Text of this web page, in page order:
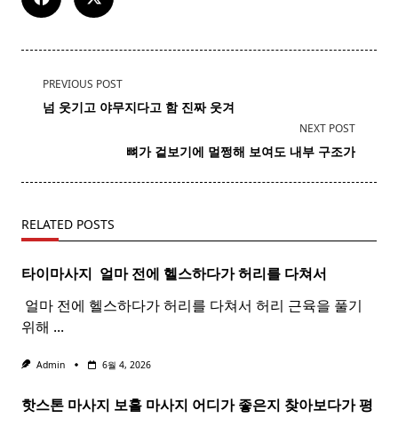
<span
class="nav-
text">Page</span>
PREVIOUS POST
넘 웃기고 야무지다고 함 진짜 웃겨
NEXT POST
뼈가 겉보기에 멀쩡해 보여도 내부 구조가
RELATED POSTS
타이마사지 ​ 얼마 전에 헬스하다가 허리를 다쳐서
​ 얼마 전에 헬스하다가 허리를 다쳐서 허리 근육을 풀기
위해 ...
Admin 6월 4, 2026
핫스톤 마사지 보홀 마사지 어디가 좋은지 찾아보다가 평